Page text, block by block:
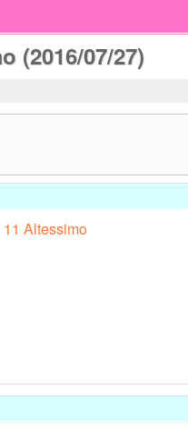
(2016/07/27)
Altessimo